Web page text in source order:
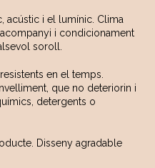
acústic i el lumínic. Clima
i condicionament
soroll.
en el temps.
que no deteriorin i
detergents o
Disseny agradable